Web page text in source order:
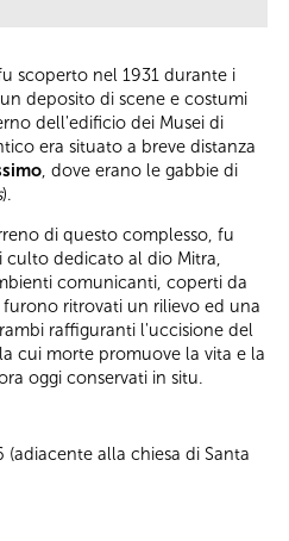
scoperto nel 1931 durante i
deposito di scene e costumi
dell'edificio dei Musei di
era situato a breve distanza
, dove erano le gabbie di
).
di questo complesso, fu
dedicato al dio Mitra,
comunicanti, coperti da
ritrovati un rilievo ed una
raffiguranti l'uccisione del
cui morte promuove la vita e la
oggi conservati in situ.
(adiacente alla chiesa di Santa